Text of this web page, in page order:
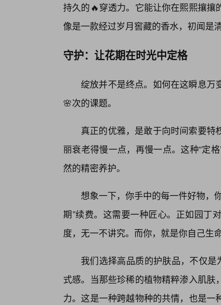
持久的🔥穿透力。它能让你在熙熙攘
像是一款经过岁月窖藏的香水，初闻是
守护：让花期在时光中定格
绽放并不是终点。如何在这瞬息万
🌸次的课题。
真正的优雅，是敢于向时间索要
丽衰老得慢一点，再慢一点。这种“定
然的精密养护。
想象一下，你手中的每一件好物，
期”续费。这需要一种匠心。正如园丁
度，无一不讲究。而你，就是你自己生
我们选择高品质的护肤品，不仅是
式感。当那些珍稀的植物精粹渗入肌
力。这是一种跨越物种的共情，也是